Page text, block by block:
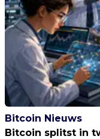
Bitcoin Nieuws
Bitcoin splitst in